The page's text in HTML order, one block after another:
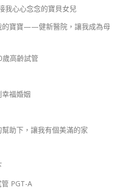
心心念念的寶貝女兒
的寶寶——健新醫院，讓我成為母
歲高齡試管
福婚姻
助下，讓我有個美滿的家
PGT-A